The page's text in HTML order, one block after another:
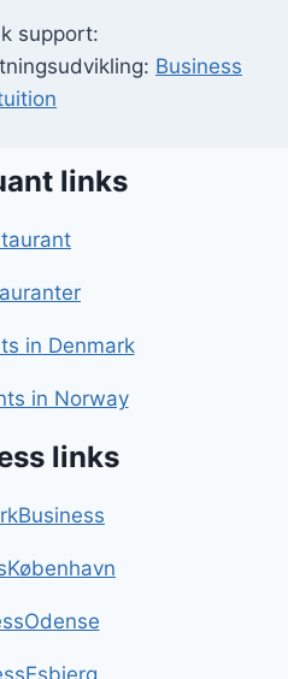
support:
Business
links
in Denmark
in Norway
links